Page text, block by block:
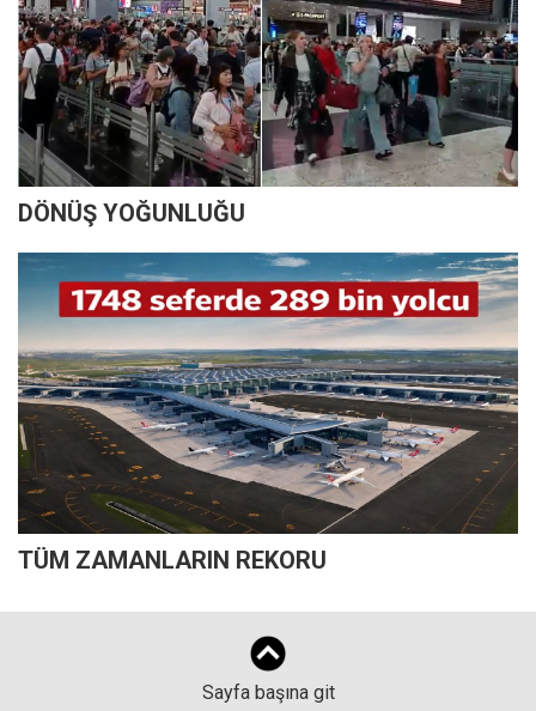
DÖNÜŞ YOĞUNLUĞU
TÜM ZAMANLARIN REKORU
Sayfa başına git